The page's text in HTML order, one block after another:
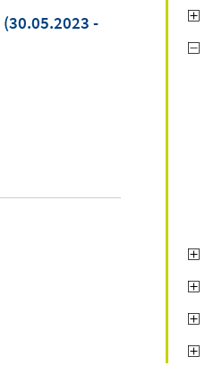
(30.05.2023 -